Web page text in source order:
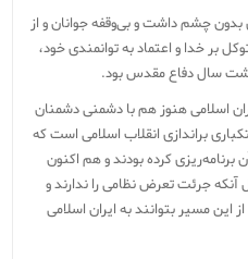
چشم داشت و بی‌وقفه جوانان و از
بر خدا و اعتماد به توانمندی خود،
هشت سال دفاع مقدس بود.
اسلامی هنوز هم با دشمنی دشمنان
براندازی انقلاب اسلامی است که
برای آن برنامه‌ریزی کرده بودند و هم اکنون
آنکه جرئت تعرض نظامی را ندارند و
این مسیر بتوانند به ایران اسلامی